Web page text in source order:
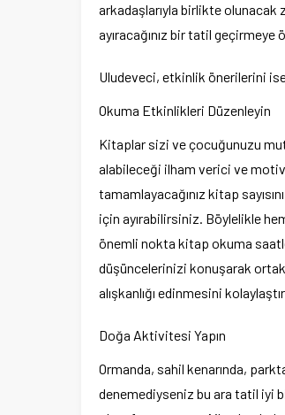
arkadaşlarıyla birlikte olunacak
ayıracağınız bir tatil
Uludeveci, etkinlik önerilerini ise
Okuma Etkinlikleri Düzenleyin
Kitaplar sizi ve çocuğunuzu
alabileceği ilham verici ve
tamamlayacağınız kitap
için ayırabilirsiniz. Böylelikle
önemli nokta kitap okuma
düşüncelerinizi konuşarak
alışkanlığı edinmesini
Doğa Aktivitesi Yapın
Ormanda, sahil kenarında,
denemediyseniz bu ara tatil iyi